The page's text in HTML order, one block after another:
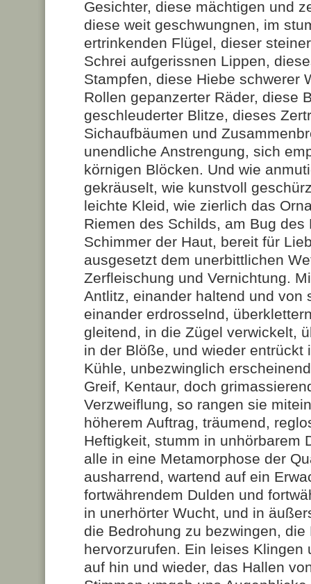
Gesichter, diese mächtigen und
diese weit geschwungnen, im
ertrinkenden Flügel, dieser
Schrei aufgerissnen Lippen,
Stampfen, diese Hiebe schwerer
Rollen gepanzerter Räder, diese
geschleuderter Blitze, dieses
Sichaufbäumen und
unendliche Anstrengung, sich
körnigen Blöcken. Und wie
gekräuselt, wie kunstvoll
leichte Kleid, wie zierlich das
Riemen des Schilds, am Bug des
Schimmer der Haut, bereit für
ausgesetzt dem unerbittlichen
Zerfleischung und Vernichtung.
Antlitz, einander haltend und von
einander erdrosselnd,
gleitend, in die Zügel verwickelt,
in der Blöße, und wieder entrückt
Kühle, unbezwinglich
Greif, Kentaur, doch
Verzweiflung, so rangen sie
höherem Auftrag, träumend,
Heftigkeit, stumm in unhörbarem
alle in eine Metamorphose der
ausharrend, wartend auf ein
fortwährendem Dulden und
in unerhörter Wucht, und in
die Bedrohung zu bezwingen, die
hervorzurufen. Ein leises Klingen
auf hin und wieder, das Hallen